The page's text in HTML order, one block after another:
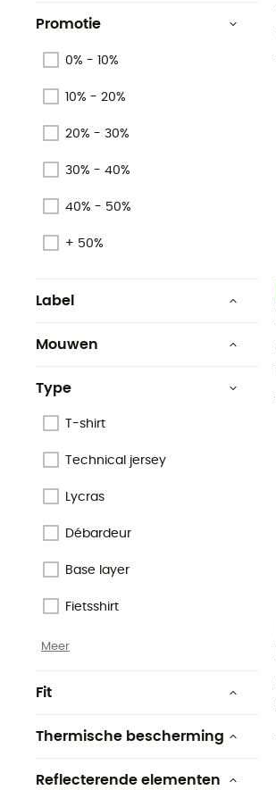
Promotie
0% - 10%
10% - 20%
20% - 30%
30% - 40%
40% - 50%
+ 50%
Label
Grüner Knopf
Origine Européenne
Mouwen
Type
T-shirt
Technical jersey
Lycras
Débardeur
Base layer
Fietsshirt
Meer
Fit
Thermische bescherming
Reflecterende elementen